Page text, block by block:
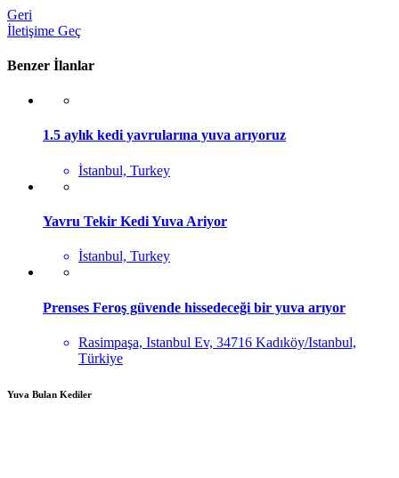
Geri
İletişime Geç
Benzer İlanlar
1.5 aylık kedi yavrularına yuva arıyoruz
İstanbul, Turkey
Yavru Tekir Kedi Yuva Ariyor
İstanbul, Turkey
Prenses Feroş güvende hissedeceği bir yuva arıyor
Rasimpaşa, Istanbul Ev, 34716 Kadıköy/Istanbul,
Türkiye
Yuva Bulan Kediler